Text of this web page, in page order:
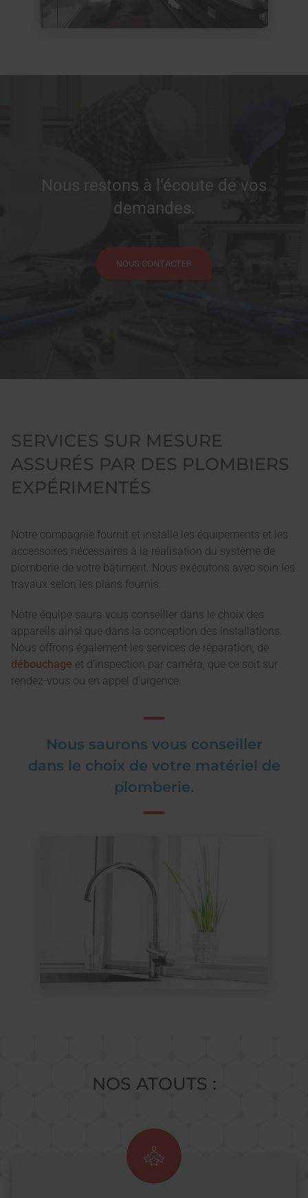
Nous restons à l’écoute de vos
demandes.
NOUS CONTACTER
SERVICES SUR MESURE
ASSURÉS PAR DES PLOMBIERS
EXPÉRIMENTÉS
Notre compagnie fournit et installe les équipements et les
accessoires nécessaires à la réalisation du système de
plomberie de votre bâtiment. Nous exécutons avec soin les
travaux selon les plans fournis.
Notre équipe saura vous conseiller dans le choix des
appareils ainsi que dans la conception des installations.
Nous offrons également les services de réparation, de
débouchage et d’inspection par caméra, que ce soit sur
rendez-vous ou en appel d’urgence.
Nous saurons vous conseiller
dans le choix de votre matériel de
plomberie.
NOS ATOUTS :